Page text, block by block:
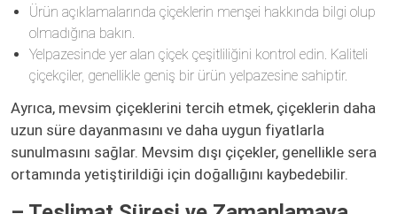
Ürün açıklamalarında çiçeklerin menşei hakkında bilgi olup
olmadığına bakın.
Yelpazesinde yer alan çiçek çeşitliliğini kontrol edin. Kaliteli
çiçekçiler, genellikle geniş bir ürün yelpazesine sahiptir.
Ayrıca, mevsim çiçeklerini tercih etmek, çiçeklerin daha
uzun süre dayanmasını ve daha uygun fiyatlarla
sunulmasını sağlar. Mevsim dışı çiçekler, genellikle sera
ortamında yetiştirildiği için doğallığını kaybedebilir.